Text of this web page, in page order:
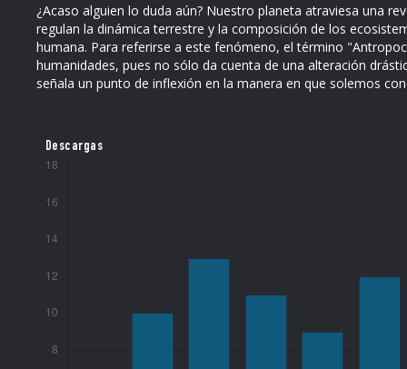
¿Acaso alguien lo duda aún? Nuestro planeta atraviesa una
regulan la dinámica terrestre y la composición de los
humana. Para referirse a este fenómeno, el término
humanidades, pues no sólo da cuenta de una alteración
señala un punto de inflexión en la manera en que solemos
Descargas